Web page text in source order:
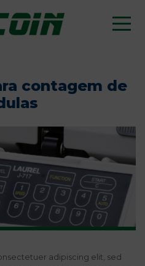
contagem de
adipiscing elit, sed